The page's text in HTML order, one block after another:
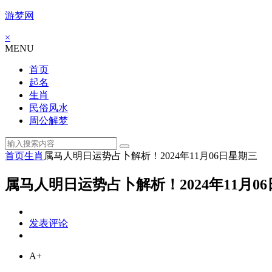
游梦网
×
MENU
首页
起名
生肖
民俗风水
周公解梦
首页生肖 属马人明日运势占卜解析！2024年11月06日星期三
属马人明日运势占卜解析！2024年11月
发表评论
A+